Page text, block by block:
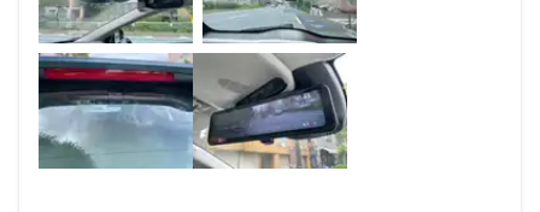
もちろん技術力も高く、インナーミラーと前後カメラを非常
に綺麗に設置して頂きました。
今後、何かしら取付設置の依頼をする機会がある際は、リピ
ートさせて頂こうと思います。